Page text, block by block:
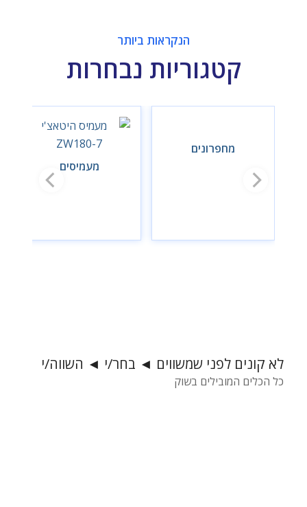
הנקראות ביותר
קטגוריות נבחרות
מחפרונים
מעמיסים
לא קונים לפני שמשווים ◄ בחר/י ◄ השווה/י
כל הכלים המובילים בשוק